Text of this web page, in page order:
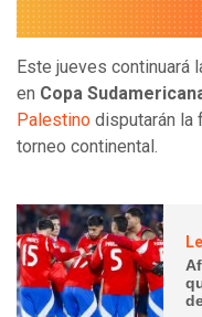
Este jueves continuará
en Copa
Palestino disputarán la
torneo continental.